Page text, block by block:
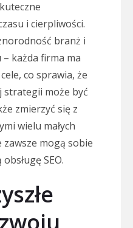
i cierpliwości.
branż i
każda firma ma
co sprawia, że
może być
zmierzyć się z
wielu małych
mogą sobie
SEO.